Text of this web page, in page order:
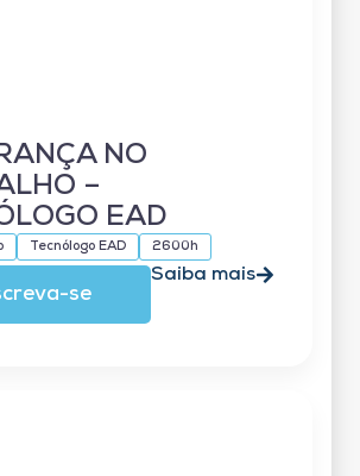
NO
–
EAD
Tecnólogo EAD 2600h
se
Saiba mais